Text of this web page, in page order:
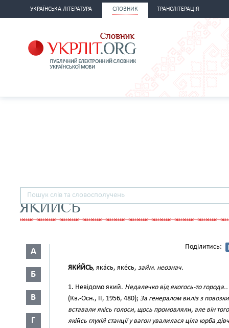
УКРАЇНСЬКА ЛІТЕРАТУРА СЛОВНИК ТРАНСЛІТЕРАЦІЯ
ЯКИЙСЬ
А
Б
В
Г
Поділитись:
ЯКИ́ЙСЬ, яка́сь, яке́сь, займ. неознач.
1. Невідомо який. Недалечко від якогось-то
(Кв.-Осн., II, 1956, 480); За генералом виліз з
вставали якісь голоси, щось промовляли, але він того
якійсь глухій станції у вагон увалилася ціла юрба